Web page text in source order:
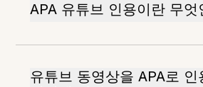
APA 유튜브 인용이란 무엇
유튜브 동영상을 APA로 인